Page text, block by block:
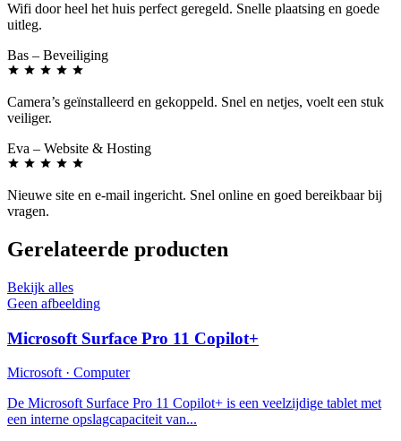
Wifi door heel het huis perfect geregeld. Snelle plaatsing en goede
uitleg.
Bas – Beveiliging
Camera’s geïnstalleerd en gekoppeld. Snel en netjes, voelt een stuk
veiliger.
Eva – Website & Hosting
Nieuwe site en e-mail ingericht. Snel online en goed bereikbaar bij
vragen.
Gerelateerde producten
Bekijk alles
Geen afbeelding
Microsoft Surface Pro 11 Copilot+
Microsoft · Computer
De Microsoft Surface Pro 11 Copilot+ is een veelzijdige tablet met
een interne opslagcapaciteit van...